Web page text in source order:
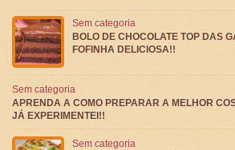
Sem categoria
BOLO DE CHOCOLATE TOP DAS
FOFINHA DELICIOSA!!
Sem categoria
APRENDA A COMO PREPARAR A MELHOR
JÁ EXPERIMENTEI!!
Sem categoria